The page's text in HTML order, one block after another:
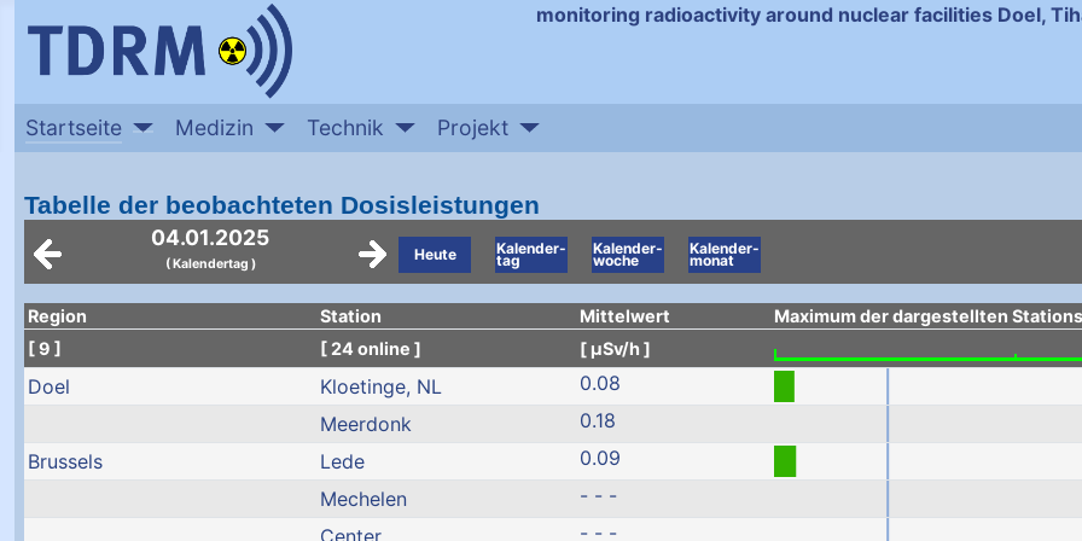
monitoring radioactivity around nuclear facilities Doel,
Startseite Medizin Technik Projekt
Tabelle der beobachteten Dosisleistungen
04.01.2025
( Kalendertag )
Heute Kalender-
tag
Kalender-
woche
Kalender-
monat
Region Station Mittelwert
Maximum der dargestellten
[ 9 ]
[ 24 online ] [ µSv/h ]
Doel Kloetinge, NL
0.08
Meerdonk
0.18
Brussels
Lede
0.09
Mechelen
- - -
Center
- - -